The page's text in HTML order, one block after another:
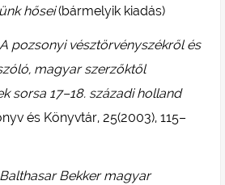
hősei(bármelyik kiadás)
A pozsonyi vésztörvényszékről és
magyar szerzőktől
sorsa 17–18. századi holland
és Könyvtár, 25(2003), 115–
Balthasar Bekker magyar